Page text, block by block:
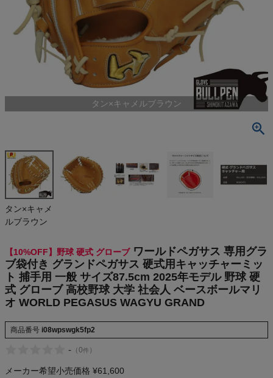
商品が見つからない方はこちら
最近閲覧した商品
グランドペガ
サス 硬式用
キャッチャー
ミット 捕手用
一般 サイズ8
7.5cm 2025
年モデル 野
ーブ 高校野
球 大学 社会
人 ベースボ
ールマリオ
WORLD PE
GASUS WA
(税込)
On
NIKE
CHUMS
HOKA
タン×キャメルブラウン
タン×キャメ
ルブラウン
【10%OFF】野球 硬式 グローブ ワールドペガサス 専用グラ
ブ袋付き グランドペガサス 硬式用キャッチャーミッ
ト 捕手用 一般 サイズ87.5cm 2025年モデル 野球 硬
式 グローブ 高校野球 大学 社会人 ベースボールマリ
オ WORLD PEGASUS WAGYU GRAND
商品番号 i08wpswgk5fp2
- （0件 ）
メーカー希望小売価格 ¥61,600